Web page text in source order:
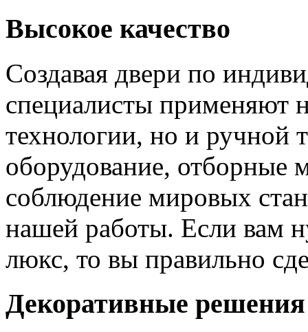
Высокое качество
Создавая двери по
специалисты применяют
технологии, но и ручной
оборудование, отборные
соблюдение мировых
нашей работы. Если вам
люкс, то вы правильно
Декоративные решения